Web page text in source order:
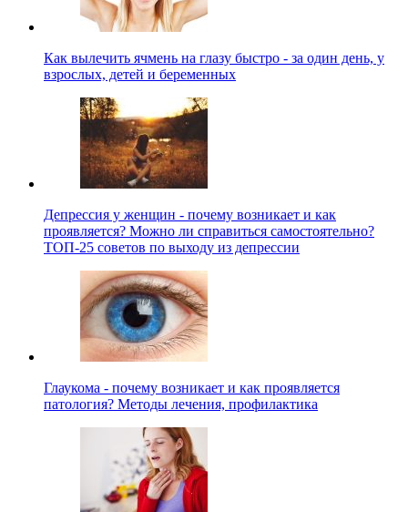
Как вылечить ячмень на глазу быстро - за один день, у
взрослых, детей и беременных
Депрессия у женщин - почему возникает и как
проявляется? Можно ли справиться самостоятельно?
ТОП-25 советов по выходу из депрессии
Глаукома - почему возникает и как проявляется
патология? Методы лечения, профилактика